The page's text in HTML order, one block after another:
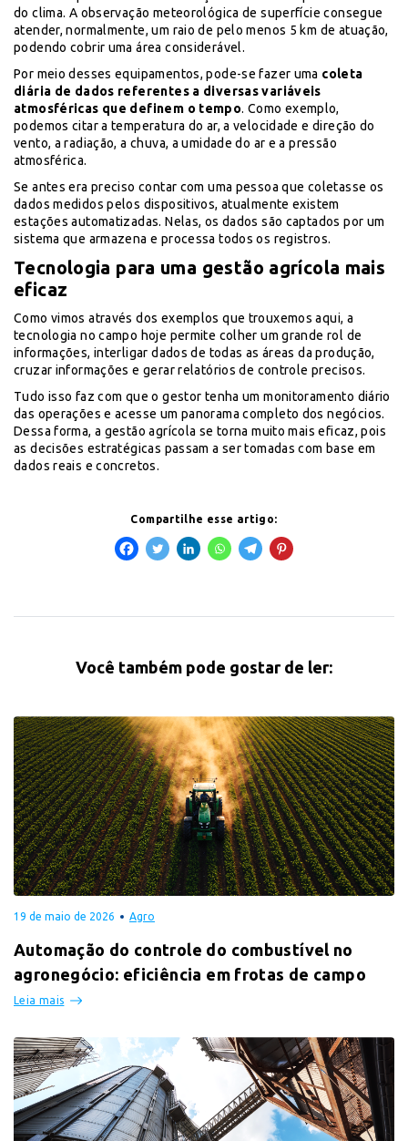
do clima. A observação meteorológica de superfície consegue
atender, normalmente, um raio de pelo menos 5 km de atuação,
podendo cobrir uma área considerável.
Por meio desses equipamentos, pode-se fazer uma coleta
diária de dados referentes a diversas variáveis
atmosféricas que definem o tempo. Como exemplo,
podemos citar a temperatura do ar, a velocidade e direção do
vento, a radiação, a chuva, a umidade do ar e a pressão
atmosférica.
Se antes era preciso contar com uma pessoa que coletasse os
dados medidos pelos dispositivos, atualmente existem
estações automatizadas. Nelas, os dados são captados por um
sistema que armazena e processa todos os registros.
Tecnologia para uma gestão agrícola mais
eficaz
Como vimos através dos exemplos que trouxemos aqui, a
tecnologia no campo hoje permite colher um grande rol de
informações, interligar dados de todas as áreas da produção,
cruzar informações e gerar relatórios de controle precisos.
Tudo isso faz com que o gestor tenha um monitoramento diário
das operações e acesse um panorama completo dos negócios.
Dessa forma, a gestão agrícola se torna muito mais eficaz, pois
as decisões estratégicas passam a ser tomadas com base em
dados reais e concretos.
Compartilhe esse artigo:
Você também pode gostar de ler:
19 de maio de 2026 Agro
Automação do controle do combustível no
agronegócio: eficiência em frotas de campo
Leia mais